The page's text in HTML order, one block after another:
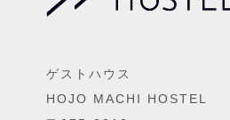
ゲストハウス
HOJO MACHI HOSTEL